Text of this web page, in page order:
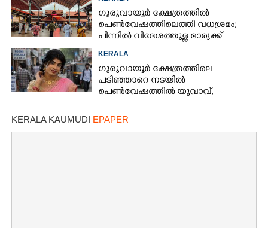
ഗുരുവായൂർ ക്ഷേത്രത്തിൽ
പെൺവേഷത്തിലെത്തി വധശ്രമം;
പിന്നിൽ വിദേശത്തുള്ള ഭാര്യക്ക്
ചിത്രങ്ങൾ അയച്ചതിലെ പക
KERALA
ഗുരുവായൂർ ക്ഷേത്രത്തിലെ
പടിഞ്ഞാറെ നടയിൽ
പെൺവേഷത്തിൽ യുവാവ്,​
തെളിഞ്ഞത് വൻഗൂഢാലോചന
KERALA KAUMUDI EPAPER